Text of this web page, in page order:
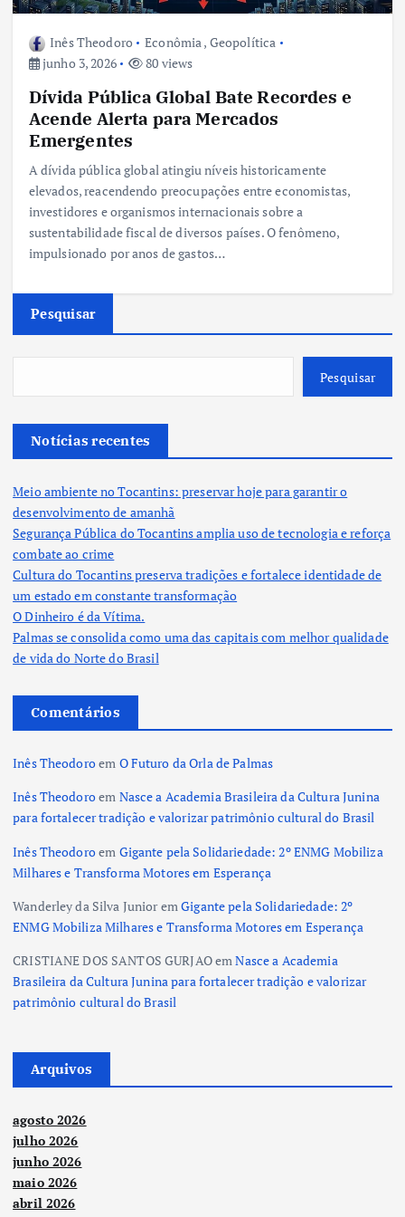
Inês Theodoro Econômia, Geopolítica
junho 3, 2026
80 views
Dívida Pública Global Bate Recordes e
Acende Alerta para Mercados
Emergentes
A dívida pública global atingiu níveis historicamente
elevados, reacendendo preocupações entre economistas,
investidores e organismos internacionais sobre a
sustentabilidade fiscal de diversos países. O fenômeno,
impulsionado por anos de gastos…
Pesquisar
Pesquisar
Notícias recentes
Meio ambiente no Tocantins: preservar hoje para garantir o
desenvolvimento de amanhã
Segurança Pública do Tocantins amplia uso de tecnologia e reforça
combate ao crime
Cultura do Tocantins preserva tradições e fortalece identidade de
um estado em constante transformação
O Dinheiro é da Vítima.
Palmas se consolida como uma das capitais com melhor qualidade
de vida do Norte do Brasil
Comentários
Inês Theodoroem O Futuro da Orla de Palmas
Inês Theodoroem Nasce a Academia Brasileira da Cultura Junina
para fortalecer tradição e valorizar patrimônio cultural do Brasil
Inês Theodoroem Gigante pela Solidariedade: 2º ENMG Mobiliza
Milhares e Transforma Motores em Esperança
Wanderley da Silva JunioremGigante pela Solidariedade: 2º
ENMG Mobiliza Milhares e Transforma Motores em Esperança
CRISTIANE DOS SANTOS GURJAOemNasce a Academia
Brasileira da Cultura Junina para fortalecer tradição e valorizar
patrimônio cultural do Brasil
Arquivos
agosto 2026
julho 2026
junho 2026
maio 2026
abril 2026